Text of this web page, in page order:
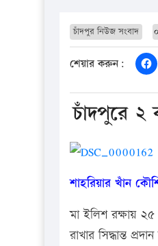
চাঁদপুর নিউজ সংবাদ
শেয়ার করুন:
চাঁদপুরে ২
শাহরিয়ার খাঁন
মা ইলিশ রক্ষায়
রাখার সিদ্ধান্ত